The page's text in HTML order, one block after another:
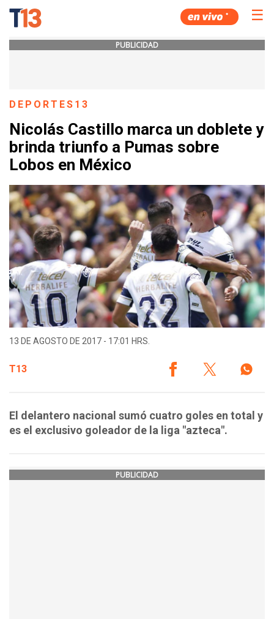
☰
PUBLICIDAD
DEPORTES13
Nicolás Castillo marca un doblete y
brinda triunfo a Pumas sobre
Lobos en México
13 DE AGOSTO DE 2017 - 17:01 HRS.
T13
El delantero nacional sumó cuatro goles en total y
es el exclusivo goleador de la liga "azteca".
PUBLICIDAD